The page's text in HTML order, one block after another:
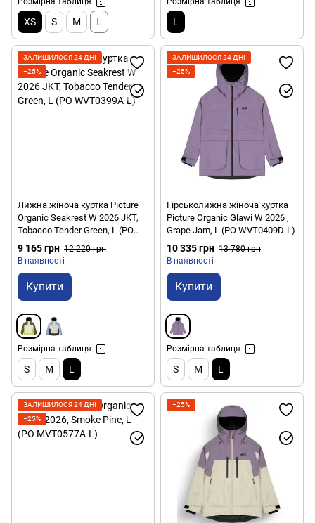
XS S M L L
ЗАЛИШИЛОСЯ 24 ДНІ
−25%
Лижна жіноча куртка Picture
Organic Seakrest W 2026 JKT,
Tobacco Tender Green, L (PO
WVT0399A-L)
9 165 грн 12 220 грн
В наявності
Купити
Розмірна таблиця
S M L
ЗАЛИШИЛОСЯ 24 ДНІ
−25%
Гірськолижна жіноча куртка
Picture Organic Glawi W 2026 ,
Grape Jam, L (PO WVT0409D-L)
10 335 грн 13 780 грн
В наявності
Купити
Розмірна таблиця
S M L
ЗАЛИШИЛОСЯ 24 ДНІ
−25%
−25%